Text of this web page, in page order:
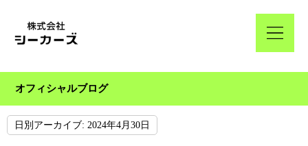
オフィシャルブログ
日別アーカイブ: 2024年4月30日